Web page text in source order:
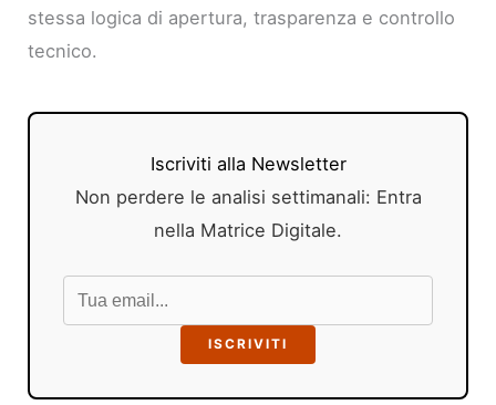
stessa logica di apertura, trasparenza e controllo
tecnico.
Iscriviti alla Newsletter
Non perdere le analisi settimanali: Entra
nella Matrice Digitale.
ISCRIVITI